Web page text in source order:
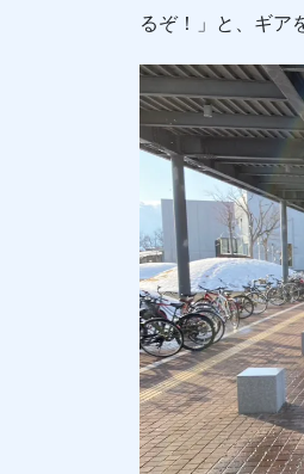
るぞ！」と、ギア